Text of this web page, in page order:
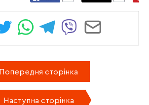
Попередня сторінка
Наступна сторінка